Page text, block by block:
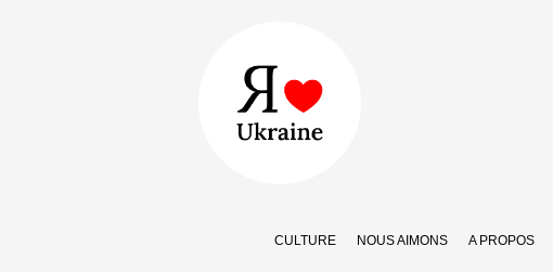
CULTURE NOUS AIMONS A PROPOS